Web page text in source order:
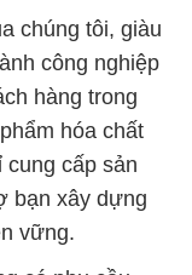
chúng tôi, giàu
công nghiệp
hàng trong
hóa chất
cung cấp sản
bạn xây dựng
vững.